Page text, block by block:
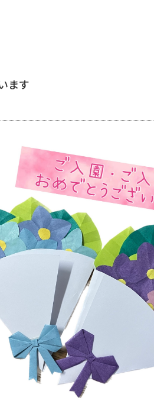
ます